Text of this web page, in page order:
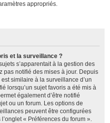
appropriés.
et la surveillance ?
s’apparentait à la gestion des
pas notifié des mises à jour. Depuis
similaire à la surveillance d’un
lorsqu’un sujet favoris a été mis à
également d’être notifié
ou un forum. Les options de
peuvent être configurées
« Préférences du forum ».